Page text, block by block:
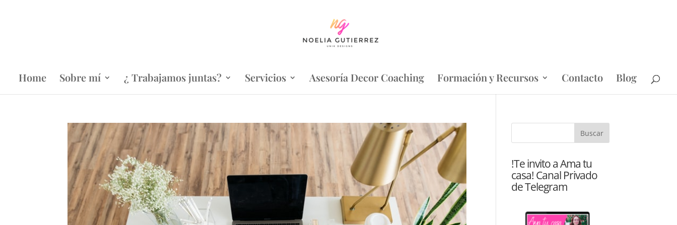
Home Sobre mí ¿ Trabajamos juntas? Servicios Asesoría Decor Coaching Formación y Recursos Contacto Blog
!Te invito a Ama tu
casa! Canal Privado
de Telegram